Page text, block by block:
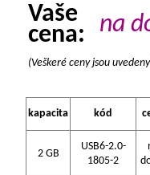
Vaše
cena:
na
(Veškeré ceny jsou
kapacita kód
2 GB
USB6-2.0-
1805-2